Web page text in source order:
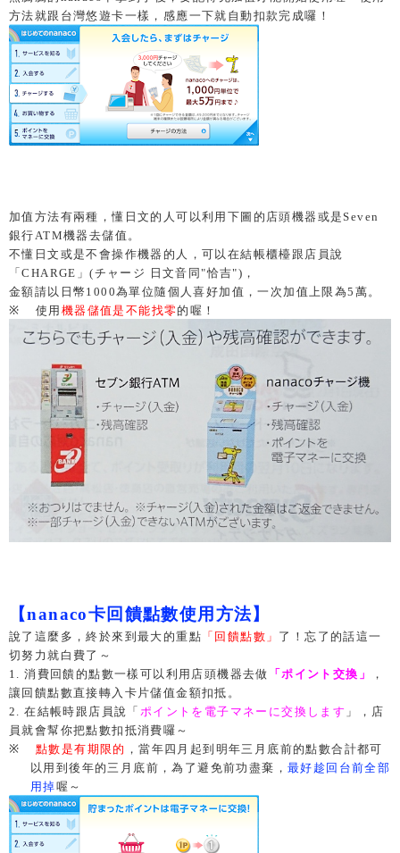
方法就跟台灣悠遊卡一樣，感應一下就自動扣款完成囉！
加值方法有兩種，懂日文的人可以利用下圖的店頭機器或是Seven
銀行ATM機器去儲值。
不懂日文或是不會操作機器的人，可以在結帳櫃檯跟店員說
「CHARGE 」(チャージ 日文音同"恰吉") ，
金額請以日幣 1000為單位隨個人喜好加值，一次加值上限為5 萬。
※
使用 機器儲值是不能找零 的喔！
【nanaco卡回饋點數使用方法】
說了這麼多，終於來到最大的重點 「回饋點數」 了！忘了的話這一
切努力就白費了～
1. 消費回饋的點數一樣可以利用店頭機器去做 「ポイント交換」
，
讓回饋點數直接轉入卡片儲值金額扣抵。
2. 在結帳時跟店員說「 ポイントを電子マネーに交換します 」，店
員就會幫你把點數扣抵消費囉～
※
點數是有期限的 ，當年四月起到明年三月底前的點數合計都可
以用到後年的三月底前，為了避免前功盡棄， 最好趁回台前全部
用掉喔～